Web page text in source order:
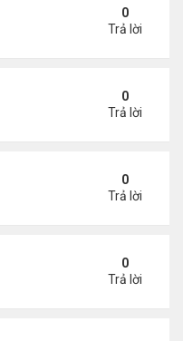
0
Trả lời
bồn hóa chất phát nổ
0
Trả lời
gì ở nhau khi gặp
0
Trả lời
tới Venezuela sau 7
0
Trả lời